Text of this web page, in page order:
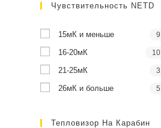
Чувствительность NETD
15мК и меньше 9
16-20мК 10
21-25мК 3
26мК и больше 5
Тепловизор На Карабин